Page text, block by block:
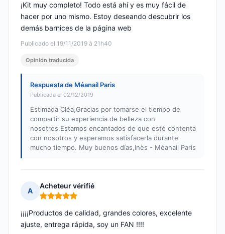
Publicado el 19/11/2019 à 21h40
¡Kit muy completo! Todo está ahí y es muy fácil de
hacer por uno mismo. Estoy deseando descubrir los
demás barnices de la página web
Opinión traducida
Respuesta de Méanail Paris
Publicada el 02/12/2019
Estimada Cléa,Gracias por tomarse el tiempo de
compartir su experiencia de belleza con
nosotros.Estamos encantados de que esté contenta
con nosotros y esperamos satisfacerla durante
mucho tiempo. Muy buenos días,Inès - Méanail Paris
A
Acheteur vérifié
Nota: 5 de 5
¡¡¡¡Productos de calidad, grandes colores, excelente
ajuste, entrega rápida, soy un FAN !!!!